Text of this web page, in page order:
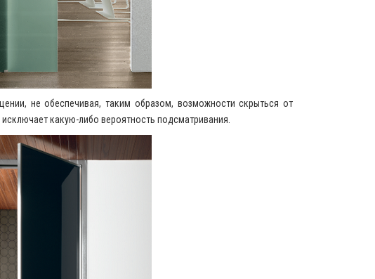
не обеспечивая, таким образом, возможности скрыться от
какую-либо вероятность подсматривания.